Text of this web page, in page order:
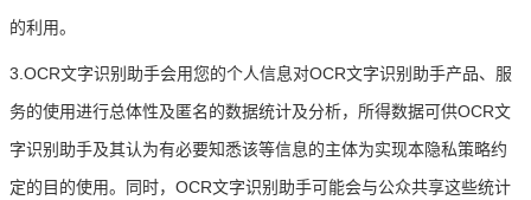
的利用。
3.OCR文字识别助手会用您的个人信息对OCR文字识别助手产品、服
务的使用进行总体性及匿名的数据统计及分析，所得数据可供OCR文
字识别助手及其认为有必要知悉该等信息的主体为实现本隐私策略约
定的目的使用。同时，OCR文字识别助手可能会与公众共享这些统计